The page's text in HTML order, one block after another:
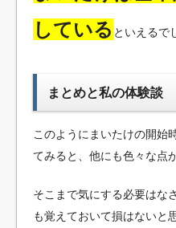
している といえるで
まとめと私の体験談
このようにまいたけの開始
てみると、他にも色々な点
そこまで気にする必要はな
も覚えておいて損はないと